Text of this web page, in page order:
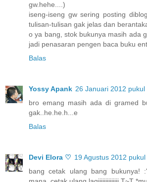
gw.hehe....)
iseng-iseng gw sering posting
tulisan-tulisan gak jelas dan
o ya bang, stok bukunya masih ada
jadi penasaran pengen baca buku
Balas
Yossy Apank 26 Januari 2012 pukul
bro emang masih ada di gramed
gak..he.he.h...e
Balas
Devi Elora ♡ 19 Agustus 2012
bang cetak ulang bang bukunya!